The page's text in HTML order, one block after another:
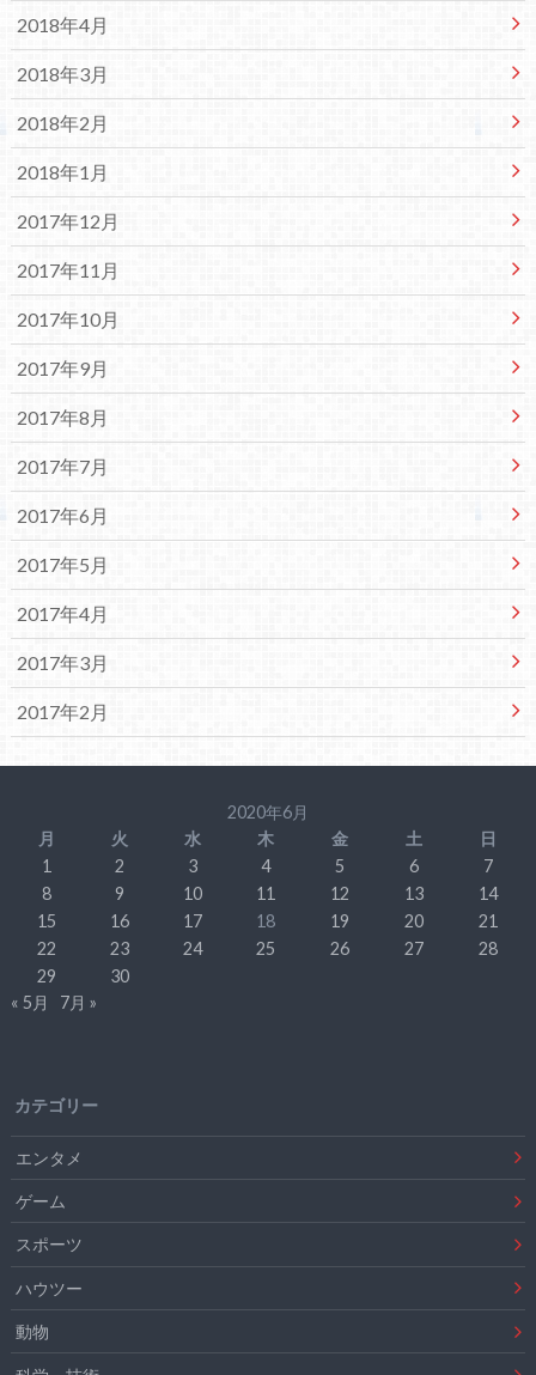
2018年4月
2018年3月
2018年2月
2018年1月
2017年12月
2017年11月
2017年10月
2017年9月
2017年8月
2017年7月
2017年6月
2017年5月
2017年4月
2017年3月
2017年2月
2020年6月
月
火 水 木 金 土
日
1
2 3 4 5 6
7
8
9 10 11 12 13
14
15
16 17 18 19 20
21
22
23 24 25 26 27
28
29
30
« 5月
7月 »
カテゴリー
エンタメ
ゲーム
スポーツ
ハウツー
動物